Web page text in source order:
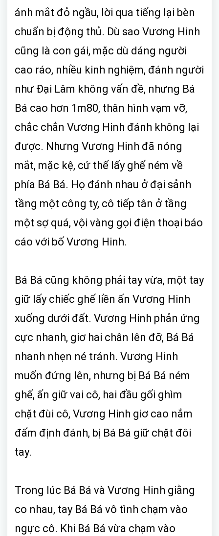
ánh mắt đỏ ngầu, lời qua tiếng lại bèn
chuẩn bị động thủ. Dù sao Vương Hinh
cũng là con gái, mặc dù dáng người
cao ráo, nhiều kinh nghiệm, đánh người
như Đại Lâm không vấn đề, nhưng Bá
Bá cao hơn 1m80, thân hình vạm vỡ,
chắc chắn Vương Hinh đánh không lại
được. Nhưng Vương Hinh đã nóng
mắt, mặc kệ, cứ thế lấy ghế ném về
phía Bá Bá. Họ đánh nhau ở đại sảnh
tầng một công ty, cô tiếp tân ở tầng
một sợ quá, vội vàng gọi điện thoại báo
cáo với bố Vương Hinh.
Bá Bá cũng không phải tay vừa, một tay
giữ lấy chiếc ghế liền ấn Vương Hinh
xuống dưới đất. Vương Hinh phản ứng
cực nhanh, giơ hai chân lên đỡ, Bá Bá
nhanh nhẹn né tránh. Vương Hinh
muốn đứng lên, nhưng bị Bá Bá ném
ghế, ấn giữ vai cô, hai đầu gối ghìm
chặt đùi cô, Vương Hinh giơ cao nắm
đấm định đánh, bị Bá Bá giữ chặt đôi
tay.
Trong lúc Bá Bá và Vương Hinh giằng
co nhau, tay Bá Bá vô tình chạm vào
ngực cô. Khi Bá Bá vừa chạm vào